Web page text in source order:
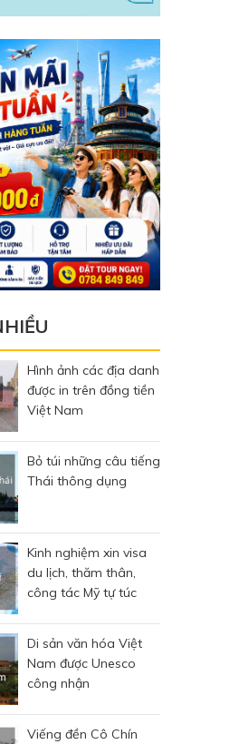
Hotline tư vấn dịch vụ
Hình ảnh các địa danh
được in trên đồng tiền
Việt Nam
Bỏ túi những câu tiếng
Thái thông dụng
Kinh nghiệm xin visa
du lịch, thăm thân,
công tác Mỹ tự túc
Di sản văn hóa Việt
Nam được Unesco
công nhận
Viếng đền Cô Chín